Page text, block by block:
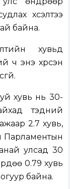
хүсэлтээ
байна.
хувьд
ч энэ хүрсэн
хувь нь 30-
тэдний
2.7 хувь,
Парламентын
улсад 30
0.79 хувь
байна.